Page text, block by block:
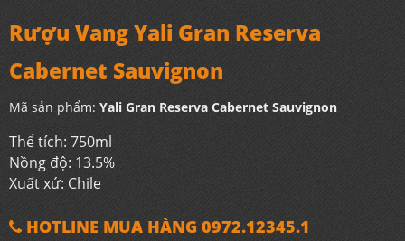
Rượu Vang Yali Gran Reserva
Cabernet Sauvignon
Mã sản phẩm: Yali Gran Reserva Cabernet Sauvignon
Thể tích: 750ml
Nồng độ: 13.5%
Xuất xứ: Chile
HOTLINE MUA HÀNG 0972.12345.1